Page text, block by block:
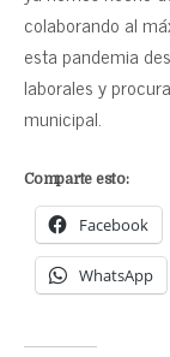
colaborando al
esta pandemia
laborales y
municipal.
Comparte esto:
Facebook
WhatsApp